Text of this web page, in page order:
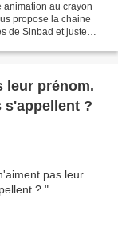
animation au crayon
propose la chaine
de Sinbad et juste
leur prénom.
s'appellent ?